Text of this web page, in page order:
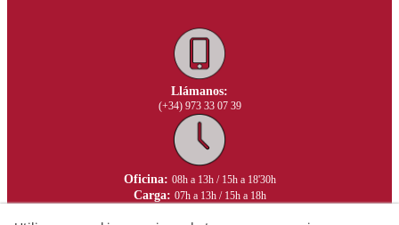
Llámanos:
(+34) 973 33 07 39
Oficina: 08h a 13h / 15h a 18'30h
Carga: 07h a 13h / 15h a 18h